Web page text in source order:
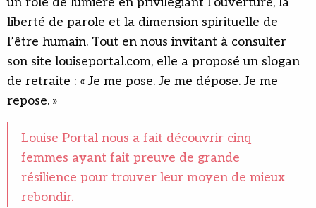
liberté de parole et la dimension spirituelle de
l’être humain. Tout en nous invitant à consulter
son site louiseportal.com, elle a proposé un slogan
de retraite : « Je me pose. Je me dépose. Je me
repose. »
Louise Portal nous a fait découvrir cinq
femmes ayant fait preuve de grande
résilience pour trouver leur moyen de mieux
rebondir.